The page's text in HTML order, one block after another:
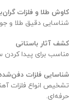
کاوش طلا و فلزات
شناسایی دقیق طلا و
کشف آثار باستانی
مناسب برای پیدا
شناسایی فلزات
تشخیص انواع فلزات
حرفه‌ای.